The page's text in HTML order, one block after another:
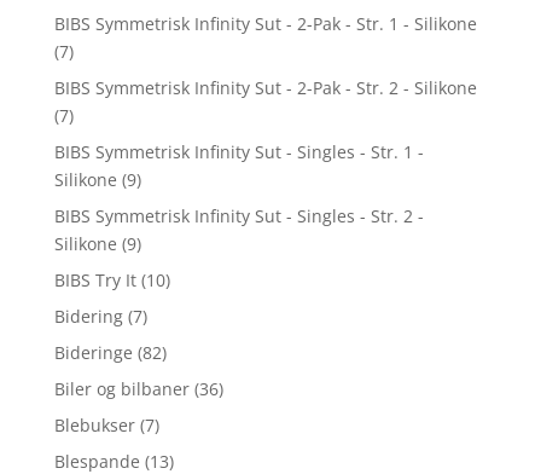
BIBS Symmetrisk Infinity Sut - 2-Pak - Str. 1 - Silikone
(7)
BIBS Symmetrisk Infinity Sut - 2-Pak - Str. 2 - Silikone
(7)
BIBS Symmetrisk Infinity Sut - Singles - Str. 1 -
Silikone (9)
BIBS Symmetrisk Infinity Sut - Singles - Str. 2 -
Silikone (9)
BIBS Try It (10)
Bidering (7)
Bideringe (82)
Biler og bilbaner (36)
Blebukser (7)
Blespande (13)